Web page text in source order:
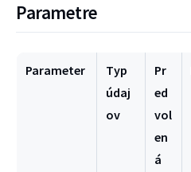
Parametre
Parameter
Typ
údaj
ov
Pr
ed
vol
en
á